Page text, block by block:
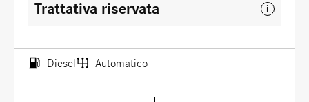
Trattativa riservata i
Diesel Automatico